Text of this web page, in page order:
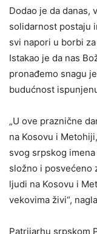
Dodao je da danas,
solidarnost postaju
svi napori u borbi
Istakao je da nas
pronađemo snagu
budućnost
„U ove praznične
na Kosovu i
svog srpskog
složno i posvećeno
ljudi na Kosovu i
vekovima živi“,
Patrijarhu srpskom